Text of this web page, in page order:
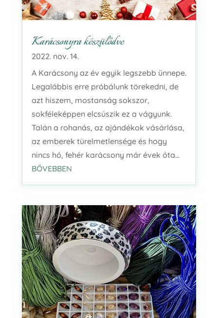
Karácsonyra készülődve
2022. nov. 14.
A Karácsony az év egyik legszebb ünnepe.
Legalábbis erre próbálunk törekedni, de
azt hiszem, mostanság sokszor,
sokféleképpen elcsúszik ez a vágyunk.
Talán a rohanás, az ajándékok vásárlása,
az emberek türelmetlensége és hogy
nincs hó, fehér karácsony már évek óta...
BŐVEBBEN